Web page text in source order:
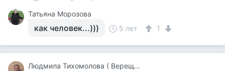
Татьяна Морозова
как человек...))) 5 лет 1
Людмила Тихомолова ( Верещагина )